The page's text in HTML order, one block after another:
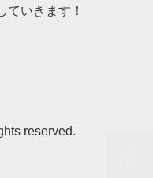
ていきます！
reserved.